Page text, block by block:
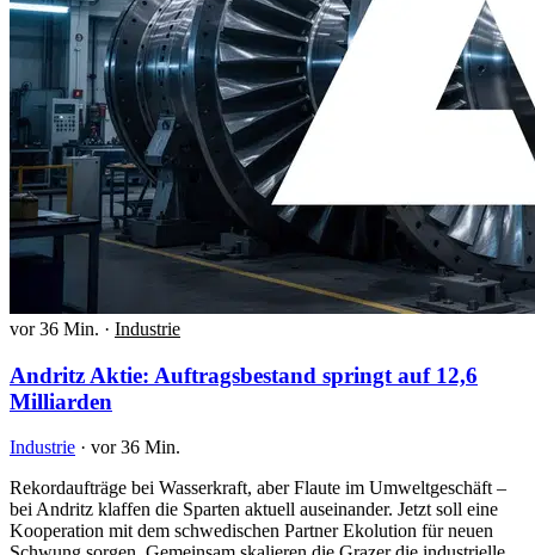
vor 36 Min. · Industrie
Andritz Aktie: Auftragsbestand springt auf 12,6
Milliarden
Industrie · vor 36 Min.
Rekordaufträge bei Wasserkraft, aber Flaute im Umweltgeschäft –
bei Andritz klaffen die Sparten aktuell auseinander. Jetzt soll eine
Kooperation mit dem schwedischen Partner Ekolution für neuen